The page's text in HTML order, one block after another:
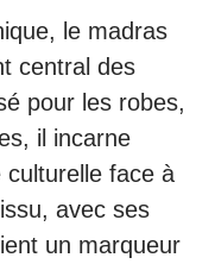
le madras
central des
pour les robes,
il incarne
culturelle face à
avec ses
un marqueur